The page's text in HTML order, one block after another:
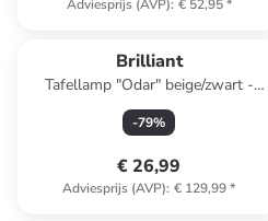
Adviesprijs (AVP): € 52,95*
Brilliant
Tafellamp "Odar" beige/zwart -
(H)48 cm
-79%
€ 26,99
Adviesprijs (AVP): € 129,99*